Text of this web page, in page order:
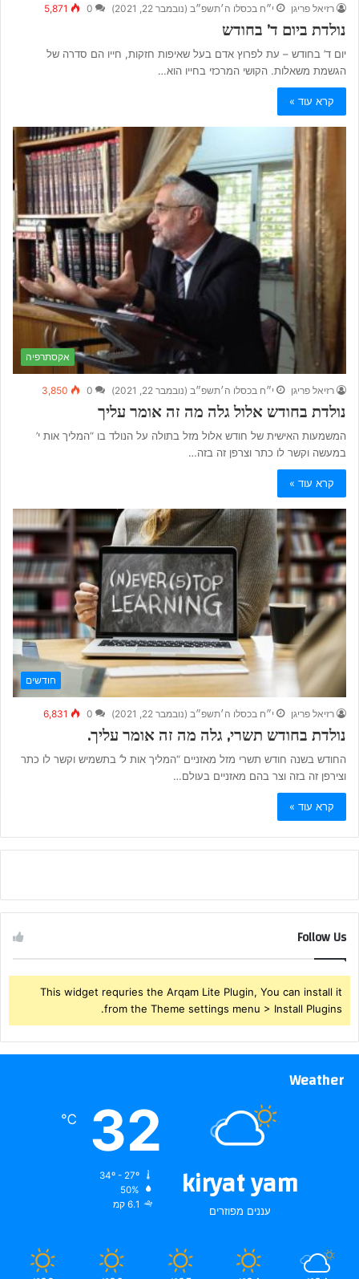
רזיאל פריגן י״ח בכסלו ה׳תשפ״ב (נובמבר 22, 2021) 0
5,871
נולדת ביום ד’ בחודש
יום ד’ בחודש – עת לפרוץ אדם בעל שאיפות חזקות, חייו הם סדרה של
הגשמת משאלות. הקושי המרכזי בחייו הוא…
קרא עוד »
אקסתרפיה
רזיאל פריגן י״ח בכסלו ה׳תשפ״ב (נובמבר 22, 2021) 0
3,850
נולדת בחודש אלול גלה מה זה אומר עליך
המשמעות האישית של חודש אלול מזל בתולה על הנולד בו “המליך אות י’
במעשה וקשר לו כתר וצרפן זה בזה…
קרא עוד »
חודשים
רזיאל פריגן י״ח בכסלו ה׳תשפ״ב (נובמבר 22, 2021) 0
6,831
נולדת בחודש תשרי, גלה מה זה אומר עליך.
החודש בשנה חודש תשרי מזל מאזניים “המליך אות ל’ בתשמיש וקשר לו כתר
וצירפן זה בזה וצר בהם מאזניים בעולם…
קרא עוד »
Follow Us
This widget requries the Arqam Lite Plugin, You can install it
from the Theme settings menu > Install Plugins.
Weather
kiryat yam
עננים מפוזרים
32
℃
50%
6.1 קמ